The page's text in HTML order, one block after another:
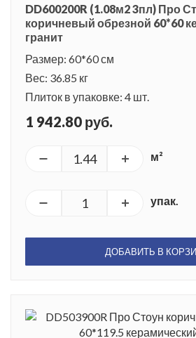
DD600200R (1.08м2 3пл) Про
коричневый обрезной 60*60
гранит
Размер: 60*60 см
Вес: 36.85 кг
Плиток в упаковке: 4 шт.
1 942.80 руб.
м²
упак.
ДОБАВИТЬ В